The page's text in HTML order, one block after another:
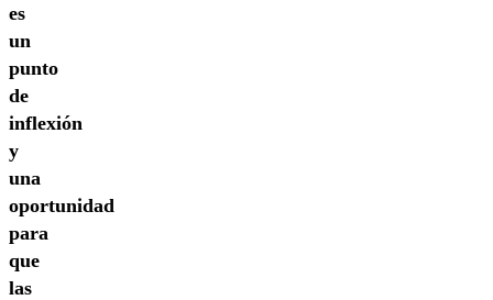
es
un
punto
de
inflexión
y
una
oportunidad
para
que
las